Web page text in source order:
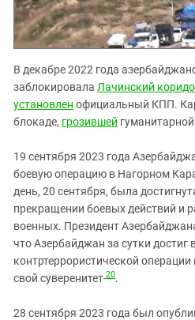
В декабре 2022 года
заблокировала Лачинский
установлен официальный КПП.
блокаде, грозившей
19 сентября 2023 года
боевую операцию в Нагорном
день, 20 сентября, была
прекращении боевых действий и
военных. Президент
что Азербайджан за сутки достиг
контртеррористической
свой суверенитет 20.
28 сентября 2023 года был